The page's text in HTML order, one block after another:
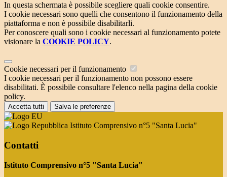
In questa schermata è possibile scegliere quali cookie consentire.
I cookie necessari sono quelli che consentono il funzionamento della
piattaforma e non è possibile disabilitarli.
Per conoscere quali sono i cookie necessari al funzionamento potete
visionare la COOKIE POLICY.
Cookie necessari per il funzionamento
I cookie necessari per il funzionamento non possono essere
disabilitati. È possibile consultare l'elenco nella pagina della cookie
policy.
Accetta tutti Salva le preferenze
Istituto Comprensivo n°5 "Santa Lucia"
Contatti
Istituto Comprensivo n°5 "Santa Lucia"